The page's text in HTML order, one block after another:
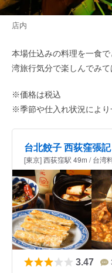
店内
本場仕込みの料理を一食
湾旅行気分で楽しんでみて
※価格は税込
※季節や仕入れ状況により
台北餃子 西荻窪張記
[東京] 西荻窪駅 49m / 台湾
3.47